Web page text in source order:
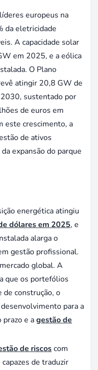
europeus na
da eletricidade
A capacidade solar
em 2025, e a eólica
O Plano
atingir 20,8 GW de
sustentado por
de euros em
este crescimento, a
de ativos
expansão do parque
energética atingiu
dólares em 2025, e
alarga o
gestão profissional.
global. A
que os portefólios
de construção, o
para a
prazo e agestão de
de riscoscom
de traduzir